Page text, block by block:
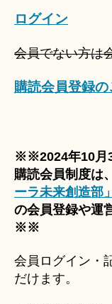
ログイン
会員でない方は
購読会員登録
※※2024年10月
購読会員制度は、
ーラ未来創造部」
の会員登録や運
※※
会員ログイン・
だけます。